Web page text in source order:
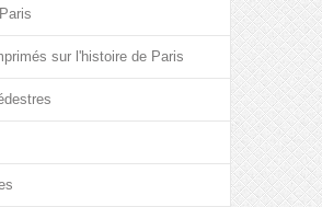
sur l'histoire de Paris